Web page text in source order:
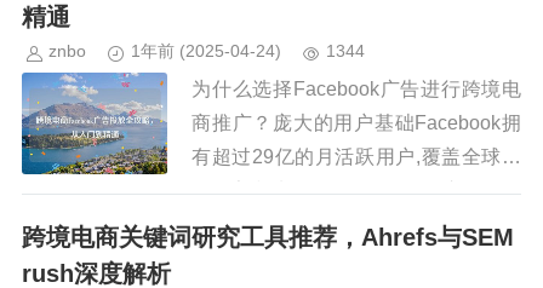
精通
znbo 1年前 (2025-04-24) 1344
为什么选择Facebook广告进行跨境电
商推广？庞大的用户基础Facebook拥
有超过29亿的月活跃用户,覆盖全球各
个国家和地区，无论您的目标市场是欧
美、东南亚还是中东，都能在Faceboo
跨境电商关键词研究工具推荐，Ahrefs与SEM
rush深度解析